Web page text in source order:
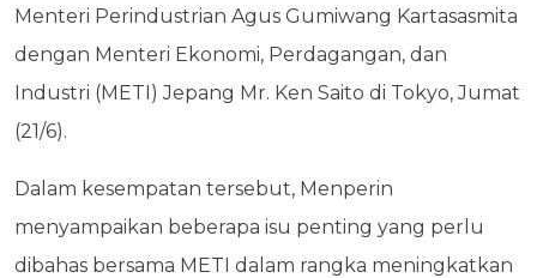
Menteri Perindustrian Agus Gumiwang Kartasasmita
dengan Menteri Ekonomi, Perdagangan, dan
Industri (METI) Jepang Mr. Ken Saito di Tokyo, Jumat
(21/6).
Dalam kesempatan tersebut, Menperin
menyampaikan beberapa isu penting yang perlu
dibahas bersama METI dalam rangka meningkatkan